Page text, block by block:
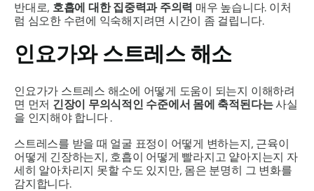
반대로, 호흡에 대한 집중력과 주의력 매우 높습니다. 이처
럼 심오한 수련에 익숙해지려면 시간이 좀 걸립니다.
인요가와 스트레스 해소
인요가가 스트레스 해소에 어떻게 도움이 되는지 이해하려
면 먼저 긴장이 무의식적인 수준에서 몸에 축적된다는사실
을 인지해야 합니다 .
스트레스를 받을 때 얼굴 표정이 어떻게 변하는지, 근육이
어떻게 긴장하는지, 호흡이 어떻게 빨라지고 얕아지는지 자
세히 알아차리지 못할 수도 있지만, 몸은 분명히 그 변화를
감지합니다.